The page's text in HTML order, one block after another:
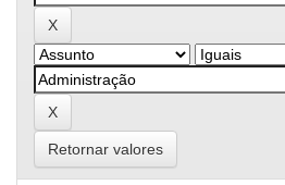
Retornar valores